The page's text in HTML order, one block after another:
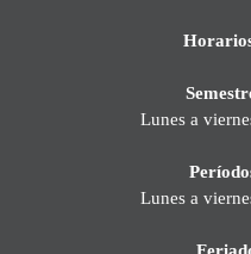
Lunes a
Lunes a